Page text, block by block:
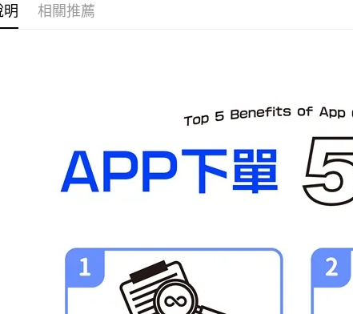
每筆
東海門
免運費
明 相關推薦